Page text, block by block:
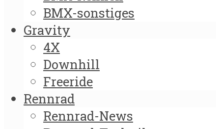
BMX-sonstiges
Gravity
4X
Downhill
Freeride
Rennrad
Rennrad-News